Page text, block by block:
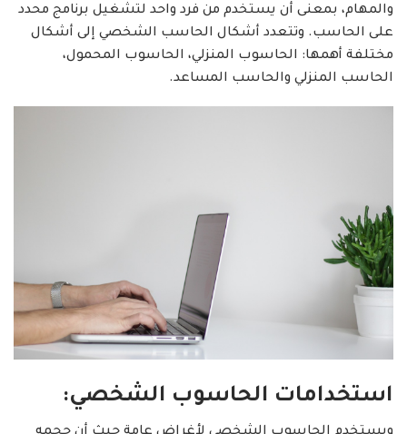
والمهام، بمعنى أن يستخدم من فرد واحد لتشغيل برنامج محدد
على الحاسب. وتتعدد أشكال الحاسب الشخصي إلى أشكال
مختلفة أهمها: الحاسوب المنزلي، الحاسوب المحمول،
الحاسب المنزلي والحاسب المساعد.
استخدامات الحاسوب الشخصي: